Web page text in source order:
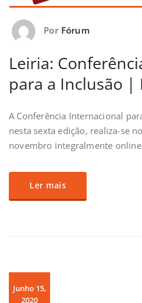
Por Fórum
Leiria:
para a Inclusão |
A Conferência Internacional
nesta sexta edição, realiza-se
novembro integralmente
Ler mais
Junho 15,
2020